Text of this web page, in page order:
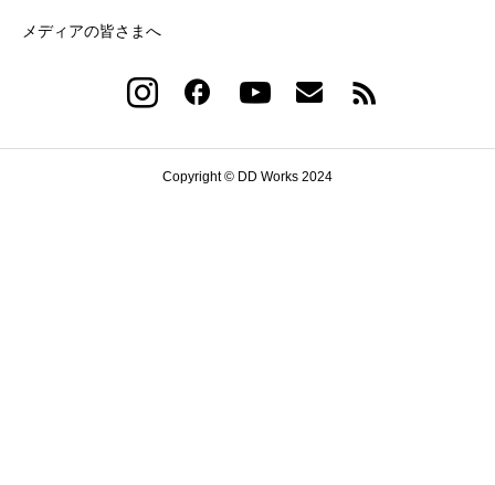
メディアの皆さまへ
Copyright © DD Works 2024